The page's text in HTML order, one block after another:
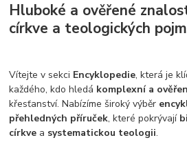
Hluboké a ověřené
církve a teologických
Vítejte v sekci Encyklopedie, která je
každého, kdo hledá komplexní a
křesťanství. Nabízíme široký výběr
přehledných příruček, které pokrývají
církve a systematickou teologii.